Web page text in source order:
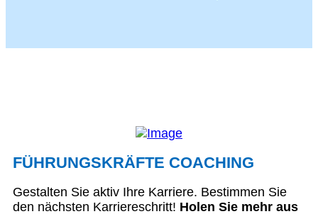
FÜHRUNGSKRÄFTE COACHING
Gestalten Sie aktiv Ihre Karriere. Bestimmen Sie
den nächsten Karriereschritt! Holen Sie mehr aus